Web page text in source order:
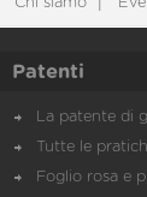
Patenti
La patente di
Tutte le
Foglio rosa e